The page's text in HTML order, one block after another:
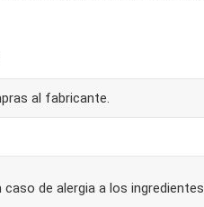
al fabricante.
caso de alergia a los ingredientes